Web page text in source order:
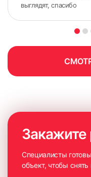
выглядят, спасибо
Закажите
Специалисты
объект, чтобы